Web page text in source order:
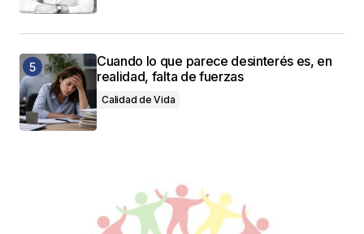
Cuando lo que parece desinterés es, en
realidad, falta de fuerzas
Calidad de Vida